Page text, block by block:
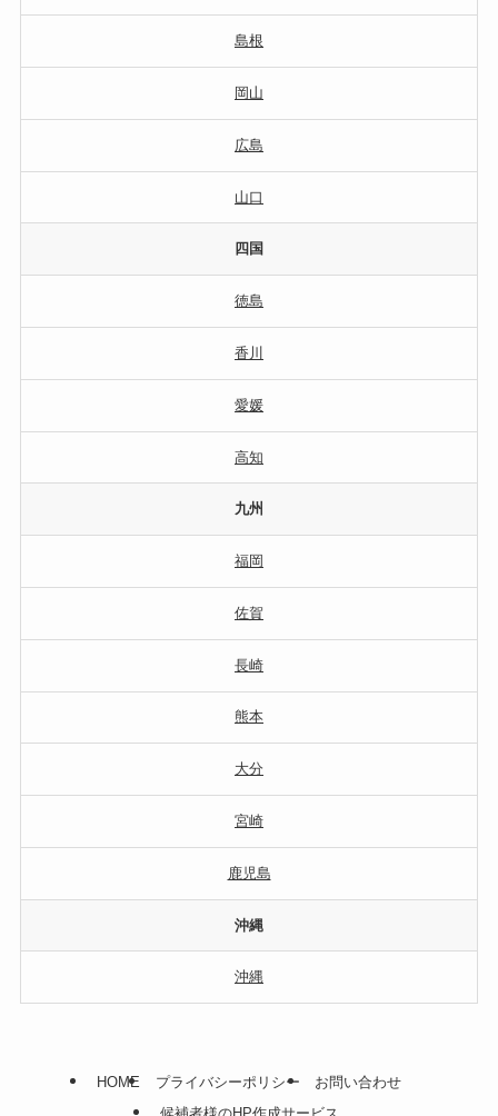
島根
岡山
広島
山口
四国
徳島
香川
愛媛
高知
九州
福岡
佐賀
長崎
熊本
大分
宮崎
鹿児島
沖縄
沖縄
HOME プライバシーポリシー
お問い合わせ